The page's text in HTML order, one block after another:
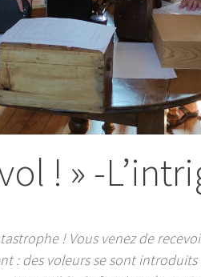
! » -
! Vous venez de
: des voleurs se sont introduits